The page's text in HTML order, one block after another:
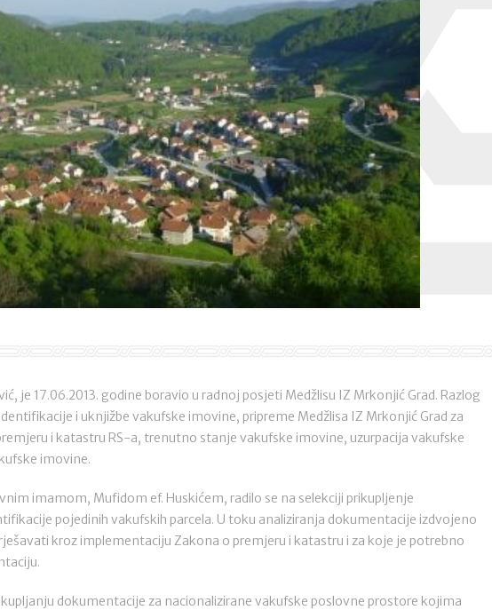
je 17.06.2013. godine boravio u radnoj posjeti Medžlisu IZ Mrkonjić Grad. Razlog
i uknjižbe vakufske imovine, pripreme Medžlisa IZ Mrkonjić Grad za
i katastru RS-a, trenutno stanje vakufske imovine, uzurpacija vakufske
imovine.
imamom, Mufidom ef. Huskićem, radilo se na selekciji prikupljenje
pojedinih vakufskih parcela. U toku analiziranja dokumentacije izdvojeno
kroz implementaciju Zakona o premjeru i katastru i za koje je potrebno
dokumentacije za nacionalizirane vakufske poslovne prostore kojima